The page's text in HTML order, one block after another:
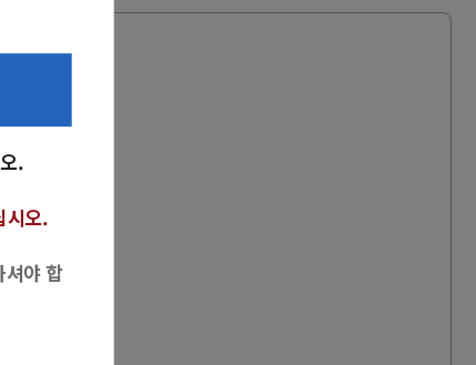
.
시오.
야 합